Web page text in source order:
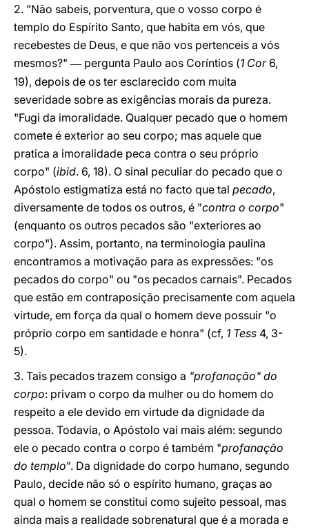
2. "Não sabeis, porventura, que o vosso corpo é
templo do Espírito Santo, que habita em vós, que
recebestes de Deus, e que não vos pertenceis a vós
mesmos?" — pergunta Paulo aos Coríntios (1 Cor6,
19), depois de os ter esclarecido com muita
severidade sobre as exigências morais da pureza.
"Fugi da imoralidade. Qualquer pecado que o homem
comete é exterior ao seu corpo; mas aquele que
pratica a imoralidade peca contra o seu próprio
corpo" (ibid. 6, 18). O sinal peculiar do pecado que o
Apóstolo estigmatiza está no facto que tal pecado,
diversamente de todos os outros, é "contra o corpo"
(enquanto os outros pecados são "exteriores ao
corpo"). Assim, portanto, na terminologia paulina
encontramos a motivação para as expressões: "os
pecados do corpo" ou "os pecados carnais". Pecados
que estão em contraposição precisamente com aquela
virtude, em força da qual o homem deve possuir "o
próprio corpo em santidade e honra" (cf, 1 Tess 4, 3-
5).
3. Tais pecados trazem consigo a "profanação" do
corpo: privam o corpo da mulher ou do homem do
respeito a ele devido em virtude da dignidade da
pessoa. Todavia, o Apóstolo vai mais além: segundo
ele o pecado contra o corpo é também "profanação
do templo". Da dignidade do corpo humano, segundo
Paulo, decide não só o espírito humano, graças ao
qual o homem se constitui como sujeito pessoal, mas
ainda mais a realidade sobrenatural que é a morada e